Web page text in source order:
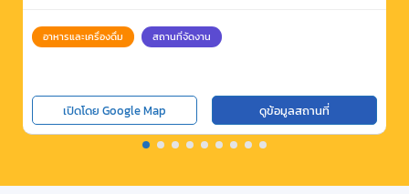
อาหารและเครื่องดื่ม สถานที่จัดงาน
เปิดโดย Google Map ดูข้อมูลสถานที่